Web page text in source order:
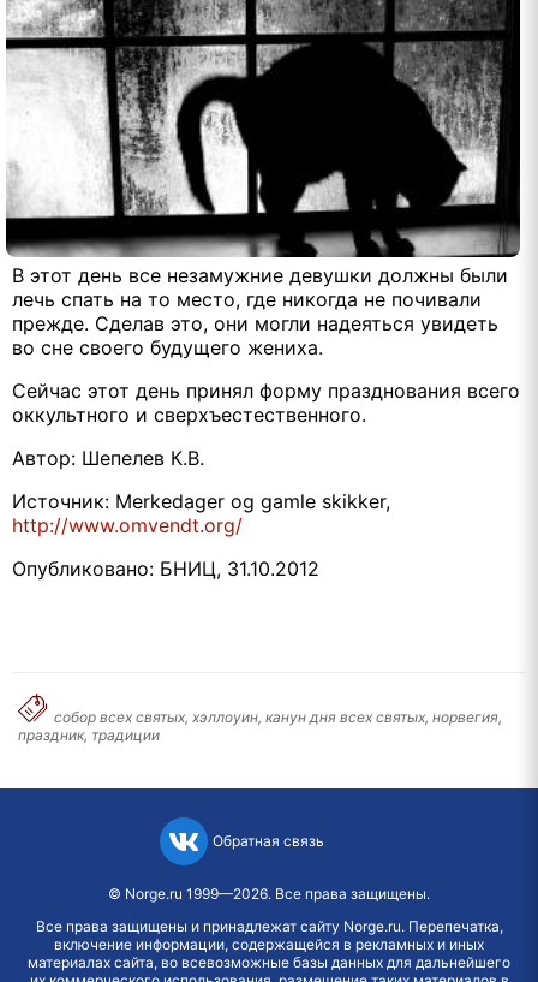
В этот день все незамужние девушки должны были
лечь спать на то место, где никогда не почивали
прежде. Сделав это, они могли надеяться увидеть
во сне своего будущего жениха.
Сейчас этот день принял форму празднования всего
оккультного и сверхъестественного.
Автор: Шепелев К.В.
Источник: Merkedager og gamle skikker,
http://www.omvendt.org/
Опубликовано: БНИЦ, 31.10.2012
собор всех святых, хэллоуин, канун дня всех святых, норвегия,
праздник, традиции
Обратная связь
© Norge.ru 1999—2026. Все права защищены.
Все права защищены и принадлежат сайту Norge.ru. Перепечатка,
включение информации, содержащейся в рекламных и иных
материалах сайта, во всевозможные базы данных для дальнейшего